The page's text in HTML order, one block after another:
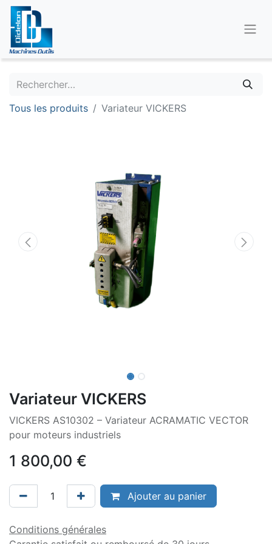
Tous les produits Variateur VICKERS
Variateur VICKERS
VICKERS AS10302 – Variateur ACRAMATIC VECTOR
pour moteurs industriels
1 800,00 €
Ajouter au panier
Conditions générales